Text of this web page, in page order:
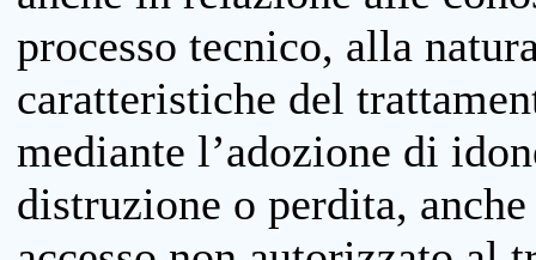
processo tecnico, alla
caratteristiche del
mediante l’adozione di
distruzione o perdita,